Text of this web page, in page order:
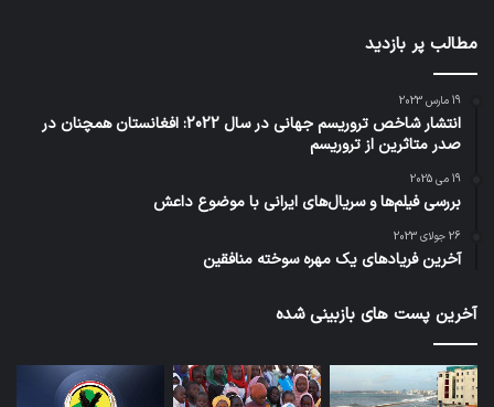
مطالب پر بازدید
19 مارس 2023
انتشار شاخص تروریسم جهانی در سال 2022: افغانستان همچنان در
صدر متاثرین از تروریسم
19 می 2025
بررسی فیلم‌ها و سریال‌های ایرانی با موضوع داعش
26 جولای 2023
آخرین فریادهای یک مهره سوخته منافقین
آخرین پست های بازبینی شده